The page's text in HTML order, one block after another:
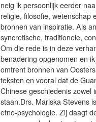
neig ik persoonlijk eerder
religie, filosofie, wetenschap
bronnen van inspiratie. Als
syncretische, traditionele,
Om die rede is in deze
benadering opgenomen en
omtrent bronnen van
teksten en vooral dat de
Chinese geschiedenis zowel
staan.Drs. Mariska Stevens
etno-psychologie. Zij daagt